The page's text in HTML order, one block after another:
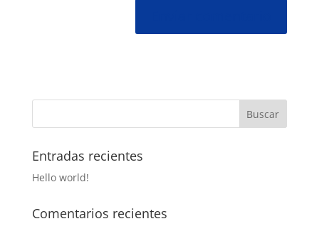
Entradas recientes
Hello world!
Comentarios recientes